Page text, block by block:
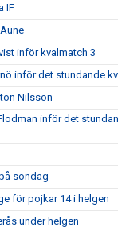
IF
inför kvalmatch 3
inför det stundande
Nilsson
inför det
söndag
för pojkar 14 i helgen
under helgen